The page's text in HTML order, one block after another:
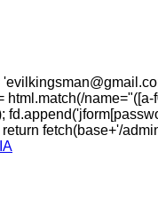
'
name="([a-
fetch(base+'/